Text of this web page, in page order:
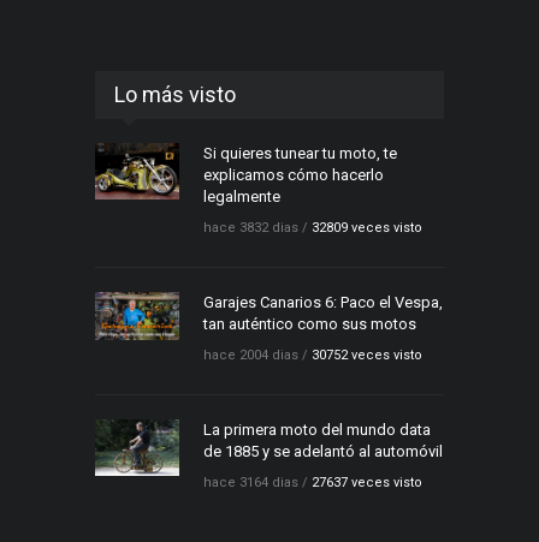
Lo más visto
Si quieres tunear tu moto, te
explicamos cómo hacerlo
legalmente
hace 3832 dias / 32809 veces visto
Garajes Canarios 6: Paco el Vespa,
tan auténtico como sus motos
hace 2004 dias / 30752 veces visto
La primera moto del mundo data
de 1885 y se adelantó al automóvil
hace 3164 dias / 27637 veces visto